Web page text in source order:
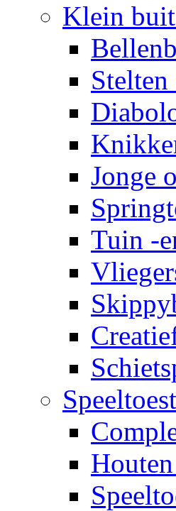
Klein
Jonge
Tuin -